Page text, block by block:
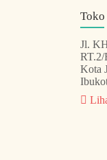
Jl.
RT.2/
Kota